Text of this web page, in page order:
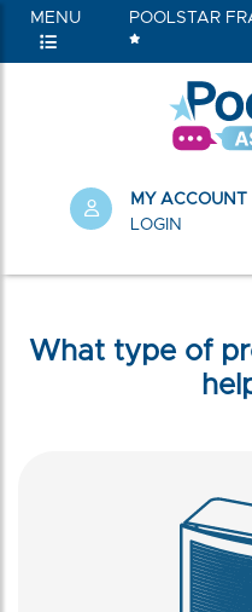
MENU POOLSTAR
MY ACCOUNT
LOGIN
What type of